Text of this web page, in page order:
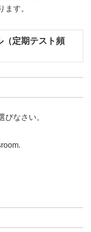
ます。
定期テスト頻
なさい。